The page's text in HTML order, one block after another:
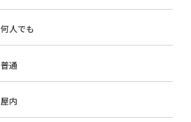
何人でも
普通
屋内